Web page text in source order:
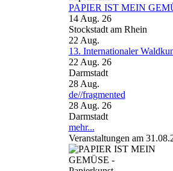
PAPIER IST MEIN
14 Aug. 26
Stockstadt am Rhein
22 Aug.
13. Internationaler
22 Aug. 26
Darmstadt
28 Aug.
de//fragmented
28 Aug. 26
Darmstadt
mehr...
Veranstaltungen am